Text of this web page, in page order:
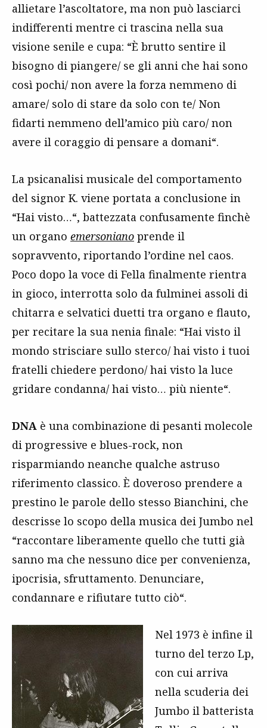
allietare l’ascoltatore, ma non può lasciarci
indifferenti mentre ci trascina nella sua
visione senile e cupa: “È brutto sentire il
bisogno di piangere/ se gli anni che hai sono
così pochi/ non avere la forza nemmeno di
amare/ solo di stare da solo con te/ Non
fidarti nemmeno dell’amico più caro/ non
avere il coraggio di pensare a domani“.
La psicanalisi musicale del comportamento
del signor K. viene portata a conclusione in
“Hai visto…“, battezzata confusamente finchè
un organo emersoniano prende il
sopravvento, riportando l’ordine nel caos.
Poco dopo la voce di Fella finalmente rientra
in gioco, interrotta solo da fulminei assoli di
chitarra e selvatici duetti tra organo e flauto,
per recitare la sua nenia finale: “Hai visto il
mondo strisciare sullo sterco/ hai visto i tuoi
fratelli chiedere perdono/ hai visto la luce
gridare condanna/ hai visto… più niente“.
DNA è una combinazione di pesanti molecole
di progressive e blues-rock, non
risparmiando neanche qualche astruso
riferimento classico. È doveroso prendere a
prestino le parole dello stesso Bianchini, che
descrisse lo scopo della musica dei Jumbo nel
“raccontare liberamente quello che tutti già
sanno ma che nessuno dice per convenienza,
ipocrisia, sfruttamento. Denunciare,
condannare e rifiutare tutto ciò“.
Nel 1973 è infine il
turno del terzo Lp,
con cui arriva
nella scuderia dei
Jumbo il batterista